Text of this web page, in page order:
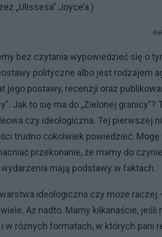
„Ulissesa” Joyce’a.)
bez czytania wypowiedzieć się o
polityczne albo jest rodzajem
jego postawy, recenzji oraz
Jak to się ma do „Zielonej
czy ideologiczna. Tej pierwszej
trudno cokolwiek powiedzieć.
przekonanie, że mamy do
mają podstawy w faktach.
ideologiczna czy może
Aż nadto. Mamy kilkanaście,
w różnych formatach, w których pani